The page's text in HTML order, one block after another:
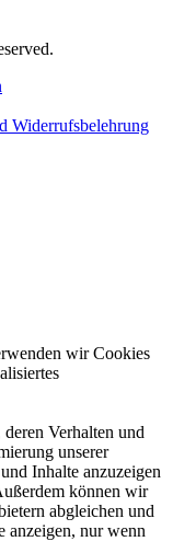
Widerrufsbelehrung
wir Cookies
Verhalten und
unserer
Inhalte anzuzeigen
können wir
abgleichen und
anzeigen, nur wenn